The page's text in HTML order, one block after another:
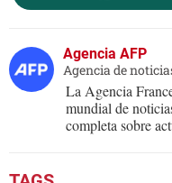
Agencia AFP
Agencia de
La Agencia
mundial de
completa sobre